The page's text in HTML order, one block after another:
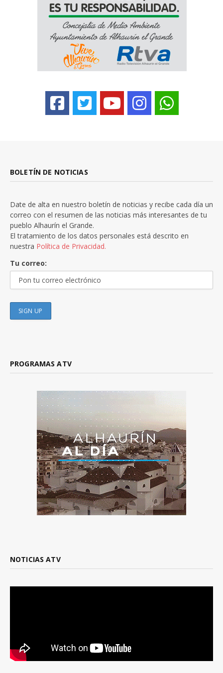
BOLETÍN DE NOTICIAS
Date de alta en nuestro boletín de noticias y recibe cada día un
correo con el resumen de las noticias más interesantes de tu
pueblo Alhaurín el Grande.
El tratamiento de los datos personales está descrito en
nuestra Política de Privacidad.
Tu correo:
PROGRAMAS ATV
NOTICIAS ATV